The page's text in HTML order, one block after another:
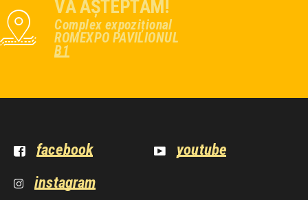
VĂ AȘTEPTĂM!
Complex expozițional
ROMEXPO PAVILIONUL
B1
facebook
youtube
instagram